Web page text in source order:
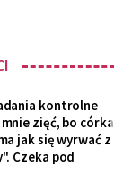
kontrolne
zięć, bo córka
jak się wyrwać z
Czeka pod